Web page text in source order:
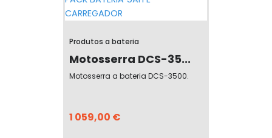
Produtos a bateria
Motosserra DCS-35...
Motosserra a bateria DCS-3500.
1 059,00 €